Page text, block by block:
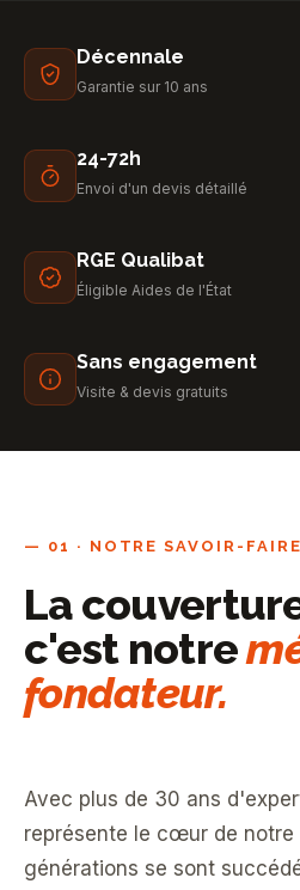
Décennale
Garantie sur 10 ans
24-72h
Envoi d'un devis détaillé
RGE Qualibat
Éligible Aides de l'État
Sans engagement
Visite & devis gratuits
— 01 · NOTRE SAVOIR-
La
c'est notre
fondateur.
Avec plus de 30 ans
représente le cœur de notre
générations se sont